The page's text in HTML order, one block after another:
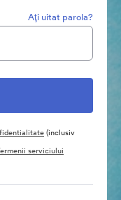
Aţi uitat parola?
(inclusiv
serviciului